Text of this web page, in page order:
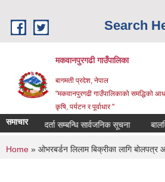
Search
मकवानपुरगढी गाउँपालिका
बागमती प्रदेश, नेपाल
"मकवानपुरगढी गाउँपालिकाको समद्धिको
कृषि, पर्यटन र पूर्वाधार "
समाचार
सूची दर्ता सम्बन्धि सार्वजनिक सूचना बालबिकास
You are here
Home » ओभरबर्डन लिलाम बिक्रीका लागि बोलपत्र